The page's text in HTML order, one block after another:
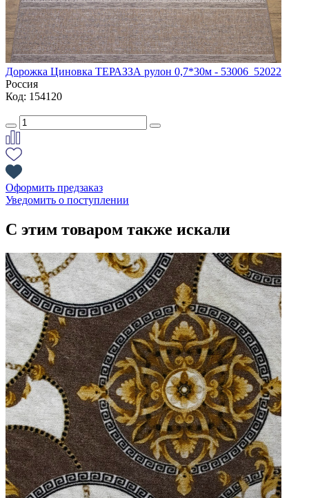
Дорожка Циновка ТЕРАЗЗА рулон 0,7*30м - 53006_52022
Россия
Код: 154120
Оформить предзаказ
Уведомить о поступлении
С этим товаром также искали